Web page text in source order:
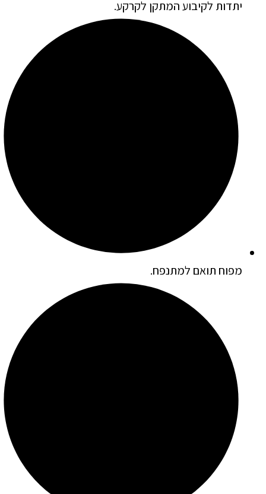
יתדות לקיבוע המתקן לקרקע.
מפוח תואם למתנפח.